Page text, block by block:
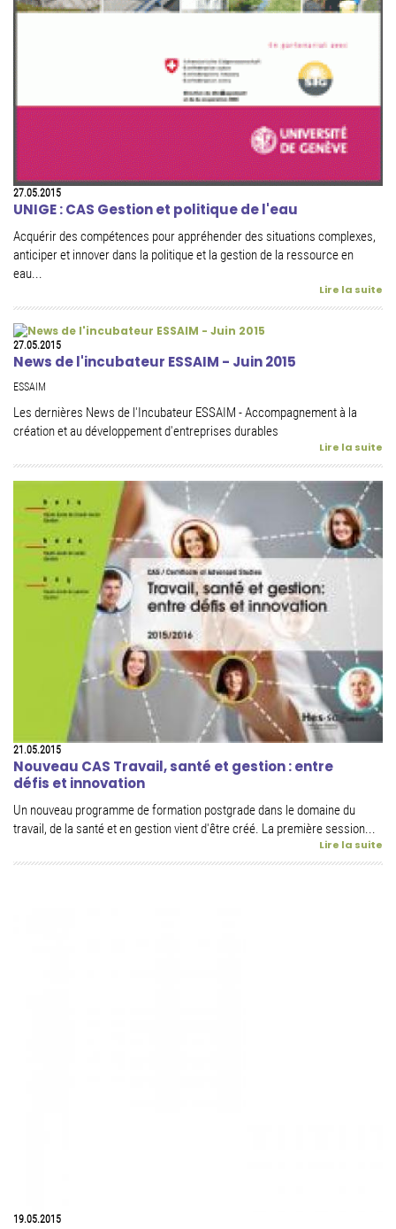
27.05.2015
UNIGE : CAS Gestion et politique de l'eau
Acquérir des compétences pour appréhender des situations complexes,
anticiper et innover dans la politique et la gestion de la ressource en
eau...
Lire la suite
27.05.2015
News de l'incubateur ESSAIM - Juin 2015
ESSAIM
Les dernières News de l'Incubateur ESSAIM - Accompagnement à la
création et au développement d'entreprises durables
Lire la suite
21.05.2015
Nouveau CAS Travail, santé et gestion : entre
défis et innovation
Un nouveau programme de formation postgrade dans le domaine du
travail, de la santé et en gestion vient d'être créé. La première session...
Lire la suite
19.05.2015